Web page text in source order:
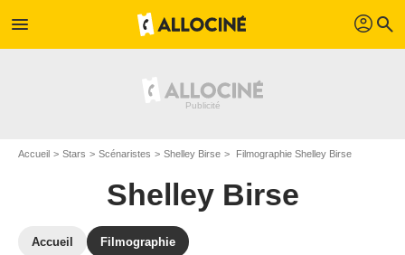
menu profil search
Accueil Stars Scénaristes Shelley Birse Filmographie Shelley Birse
Shelley Birse
Accueil Filmographie